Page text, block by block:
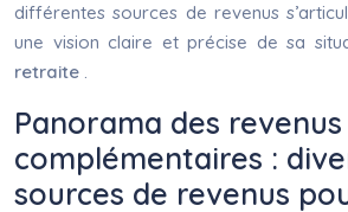
différentes sources de revenus
une vision claire et précise de sa
retraite .
Panorama des revenus
complémentaires :
sources de revenus